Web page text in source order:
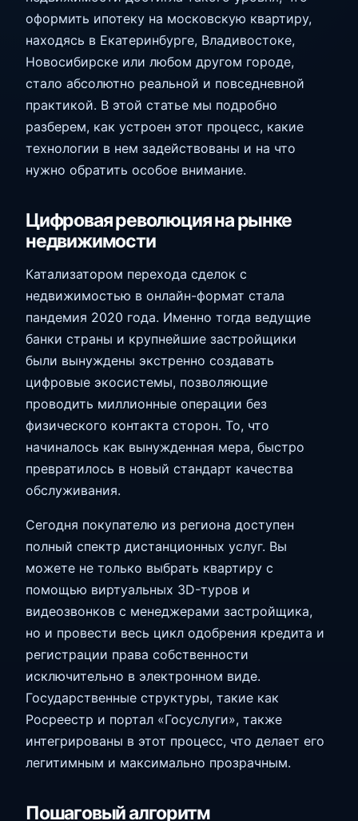
оформить ипотеку на московскую квартиру,
находясь в Екатеринбурге, Владивостоке,
Новосибирске или любом другом городе,
стало абсолютно реальной и повседневной
практикой. В этой статье мы подробно
разберем, как устроен этот процесс, какие
технологии в нем задействованы и на что
нужно обратить особое внимание.
Цифровая революция на рынке
недвижимости
Катализатором перехода сделок с
недвижимостью в онлайн-формат стала
пандемия 2020 года. Именно тогда ведущие
банки страны и крупнейшие застройщики
были вынуждены экстренно создавать
цифровые экосистемы, позволяющие
проводить миллионные операции без
физического контакта сторон. То, что
начиналось как вынужденная мера, быстро
превратилось в новый стандарт качества
обслуживания.
Сегодня покупателю из региона доступен
полный спектр дистанционных услуг. Вы
можете не только выбрать квартиру с
помощью виртуальных 3D-туров и
видеозвонков с менеджерами застройщика,
но и провести весь цикл одобрения кредита и
регистрации права собственности
исключительно в электронном виде.
Государственные структуры, такие как
Росреестр и портал «Госуслуги», также
интегрированы в этот процесс, что делает его
легитимным и максимально прозрачным.
Пошаговый алгоритм